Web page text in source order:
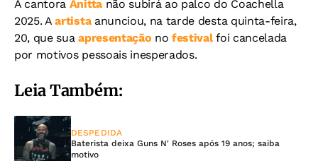
A cantora Anittanão subirá ao palco do Coachella
2025. Aartistaanunciou, na tarde desta quinta-feira,
20, que suaapresentação nofestivalfoi cancelada
por motivos pessoais inesperados.
Leia Também:
DESPEDIDA
Baterista deixa Guns N' Roses após 19 anos; saiba
motivo